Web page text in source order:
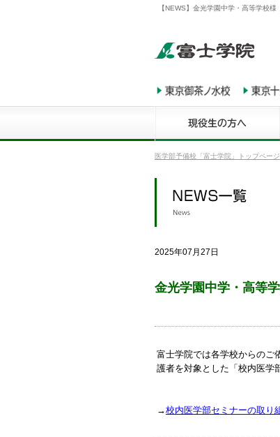
【NEWS】金光学園中学・高等学校
医学部予備校「富士学院」トップページ
2025年07月27日
金光学園中学・高等
富士学院では各学校からのご
護者を対象とした「校内医学
→校内医学部セミナーの取り